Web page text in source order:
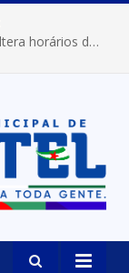
Prefeitura de Portel prorroga inscrições e altera horários dos concursos “Musa” e “Miss Mix Verão 2026”